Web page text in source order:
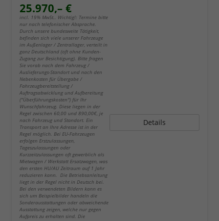
25.970,– €
incl. 19% MwSt.. Wichtig!: Termine bitte
nur nach telefonischer Absprache.
Durch unsere bundesweite Tätigkeit,
befinden sich viele unserer Fahrzeuge
im Außenlager / Zentrallager, verteilt in
ganz Deutschland (oft ohne Kunden-
Zugang zur Besichtigung). Bitte fragen
Sie vorab nach dem Fahrzeug /
Auslieferungs-Standort und nach den
Nebenkosten für Übergabe /
Fahrzeugbereitstellung /
Auftragsabwicklung und Aufbereitung
("Überführungskosten") für Ihr
Wunschfahrzeug. Diese liegen in der
Regel zwischen 60,00 und 890,00€, je
nach Fahrzeug und Standort. Ein
Transport an Ihre Adresse ist in der
Regel möglich. Bei EU-Fahrzeugen
erfolgen Erstzulassungen,
Tageszulassungen oder
Kurzzeitzulassungen oft gewerblich als
Mietwagen / Werkstatt Ersatzwagen, was
den ersten HU/AU Zeitraum auf 1 Jahr
reduzieren kann. Die Betriebsanleitung
liegt in der Regel nicht in Deutsch bei.
Bei den verwendeten Bildern kann es
sich um Beispielbilder handeln die
Sonderausstattungen oder abweichende
Ausstattung zeigen, welche nur gegen
Aufpreis zu erhalten sind. Die
Details